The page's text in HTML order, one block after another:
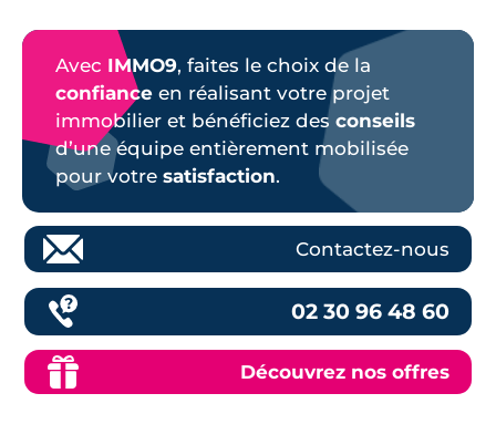
Avec IMMO9, faites le choix de la
confiance en réalisant votre projet
immobilier et bénéficiez des conseils
d’une équipe entièrement mobilisée
pour votre satisfaction.
Contactez-nous
02 30 96 48 60
Découvrez nos offres